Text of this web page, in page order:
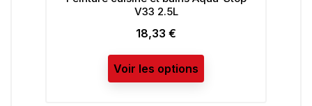
V33 2.5L
Prix
18,33 €
Voir les options